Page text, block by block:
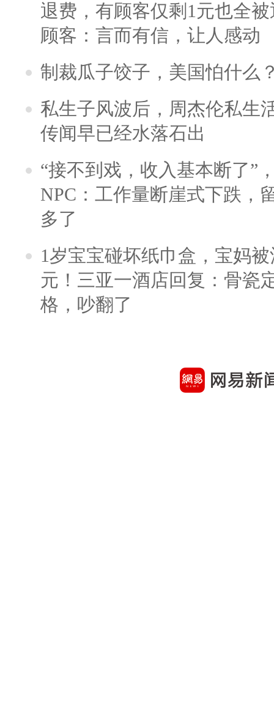
退费，有顾客仅剩1元也全
顾客：言而有信，让人感动
制裁瓜子饺子，美国怕什么
私生子风波后，周杰伦私生
传闻早已经水落石出
“接不到戏，收入基本断了”
NPC：工作量断崖式下跌，
多了
1岁宝宝碰坏纸巾盒，宝妈
元！三亚一酒店回复：骨瓷
格，吵翻了